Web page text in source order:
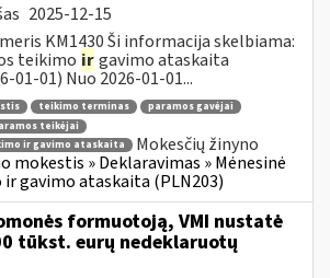
2025-12-15
KM1430 Ši informacija skelbiama:
teikimo irgavimo ataskaita
01-01) Nuo 2026-01-01...
teikimo terminas
paramos gavėjai
teikėjai
ir gavimo ataskaita
Mokesčių žinyno
mokestis » Deklaravimas » Mėnesinė
gavimo ataskaita (PLN203)
formuotoją, VMI nustatė
tūkst. eurų nedeklaruotų